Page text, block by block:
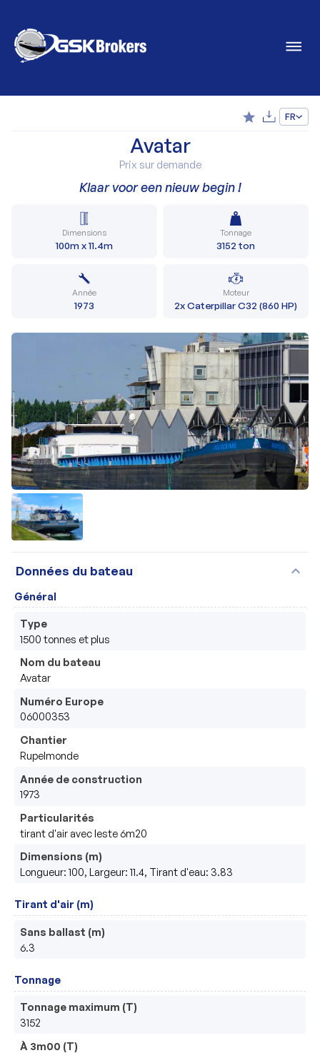
FR
Avatar
Prix sur demande
Klaar voor een nieuw begin !
Dimensions
100m x 11.4m
Tonnage
3152 ton
Année
1973
Moteur
2x Caterpillar C32 (860 HP)
Données du bateau expand_more
Général
Type
1500 tonnes et plus
Nom du bateau
Avatar
Numéro Europe
06000353
Chantier
Rupelmonde
Année de construction
1973
Particularités
tirant d'air avec leste 6m20
Dimensions (m)
Longueur: 100, Largeur: 11.4, Tirant d'eau: 3.83
Tirant d'air (m)
Sans ballast (m)
6.3
Tonnage
Tonnage maximum (T)
3152
À 3m00 (T)